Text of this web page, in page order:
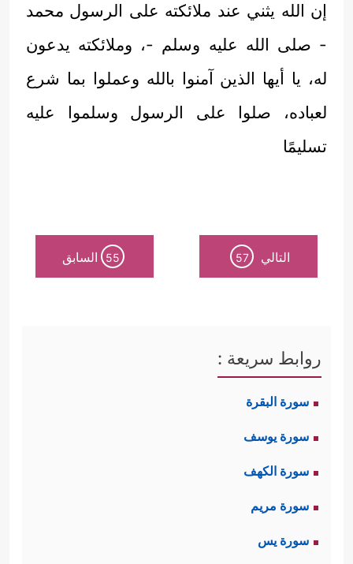
إن الله يثني عند ملائكته على الرسول محمد
- صلى الله عليه وسلم -، وملائكته يدعون
له، يا أيها الذين آمنوا بالله وعملوا بما شرع
لعباده، صلوا على الرسول وسلموا عليه
تسليمًا
التالي 57
55 السابق
روابط سريعة :
سورة البقرة
سورة يوسف
سورة الكهف
سورة مريم
سورة يس